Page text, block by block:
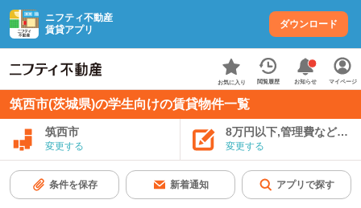
ニフティ不動産
賃貸アプリ
ダウンロード
お気に入り 閲覧履歴 お知らせ マイページ
筑西市(茨城県)の学生向けの賃貸物件一覧
筑西市
変更する
8万円以下,管理費など込み
変更する
条件を保存 新着通知 アプリで探す